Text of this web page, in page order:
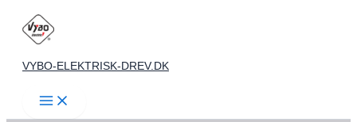
indholdet
VYBO-ELEKTRISK-DREV.DK